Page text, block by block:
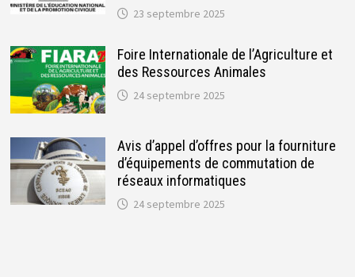
23 septembre 2025
Foire Internationale de l’Agriculture et
des Ressources Animales
24 septembre 2025
Avis d’appel d’offres pour la fourniture
d’équipements de commutation de
réseaux informatiques
24 septembre 2025